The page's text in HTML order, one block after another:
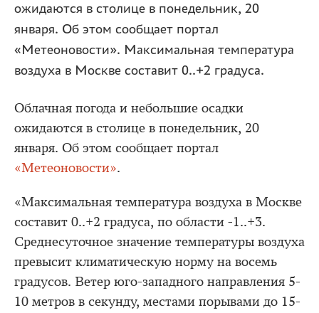
ожидаются в столице в понедельник, 20
января. Об этом сообщает портал
«Метеоновости». Максимальная температура
воздуха в Москве составит 0..+2 градуса.
Облачная погода и небольшие осадки
ожидаются в столице в понедельник, 20
января. Об этом сообщает портал
«Метеоновости».
«Максимальная температура воздуха в Москве
составит 0..+2 градуса, по области -1..+3.
Среднесуточное значение температуры воздуха
превысит климатическую норму на восемь
градусов. Ветер юго-западного направления 5-
10 метров в секунду, местами порывами до 15-